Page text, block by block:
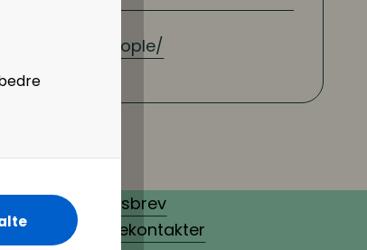
people/
Nyhetsbrev
Pressekontakter